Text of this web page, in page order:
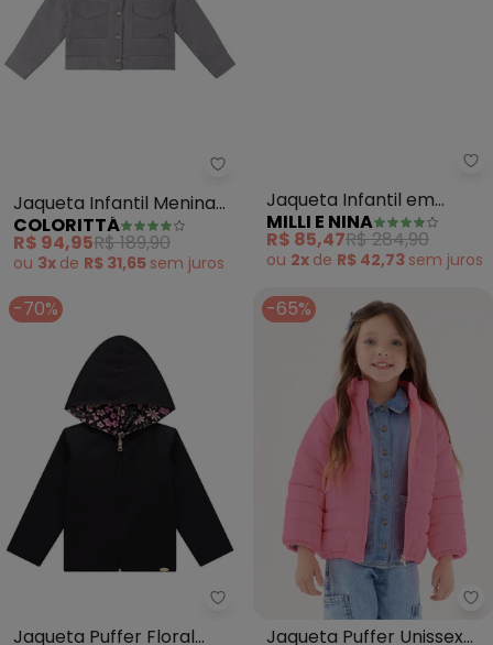
Colorittá - Jaqueta Infantil
Jaqueta Infantil Menina
Cotelê (Cinza)
COLORITTÁ
R$ 94,95R$ 189,90
ou 3x de R$ 31,65 sem juros
Jaqueta Infantil em
Veludo Alemão e Paetê
(Marrom)
MILLI E NINA
R$ 85,47R$ 284,90
ou 2x de R$ 42,73 semjuros
-70%
Milli e Nina - Jaqueta Puffer
Jaqueta Puffer Floral
-65%
Jaqueta Puffer Unissex